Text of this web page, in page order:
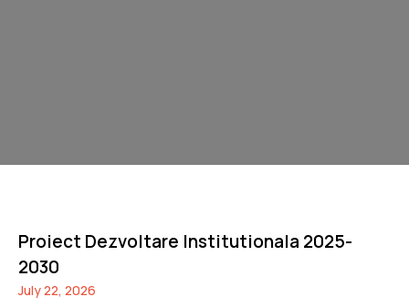
Proiect Dezvoltare Institutionala 2025-
2030
July 22, 2026